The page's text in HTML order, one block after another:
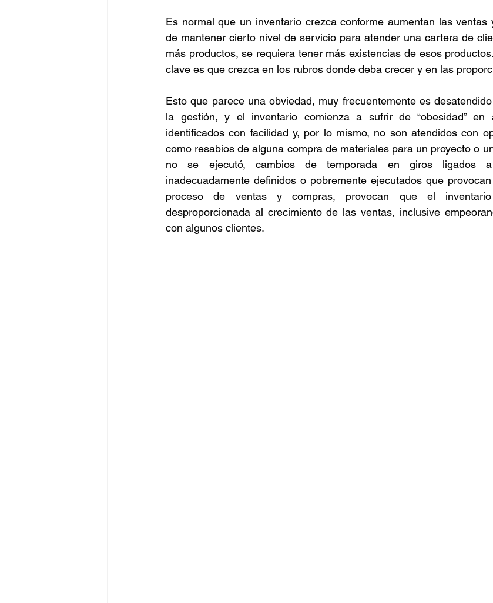
Oportunidades Amenazas Reforma de vacaciones
Es normal que un inventario crezca conforme aumentan las
de mantener cierto nivel de servicio para atender una cartera de
más productos, se requiera tener más existencias de esos
clave es que crezca en los rubros donde deba crecer y en las
Esto que parece una obviedad, muy frecuentemente es
la gestión, y el inventario comienza a sufrir de “obesidad” en
identificados con facilidad y, por lo mismo, no son atendidos con
como resabios de alguna compra de materiales para un proyecto o
no se ejecutó, cambios de temporada en giros ligados
inadecuadamente definidos o pobremente ejecutados que
proceso de ventas y compras, provocan que el
desproporcionada al crecimiento de las ventas, inclusive
con algunos clientes.